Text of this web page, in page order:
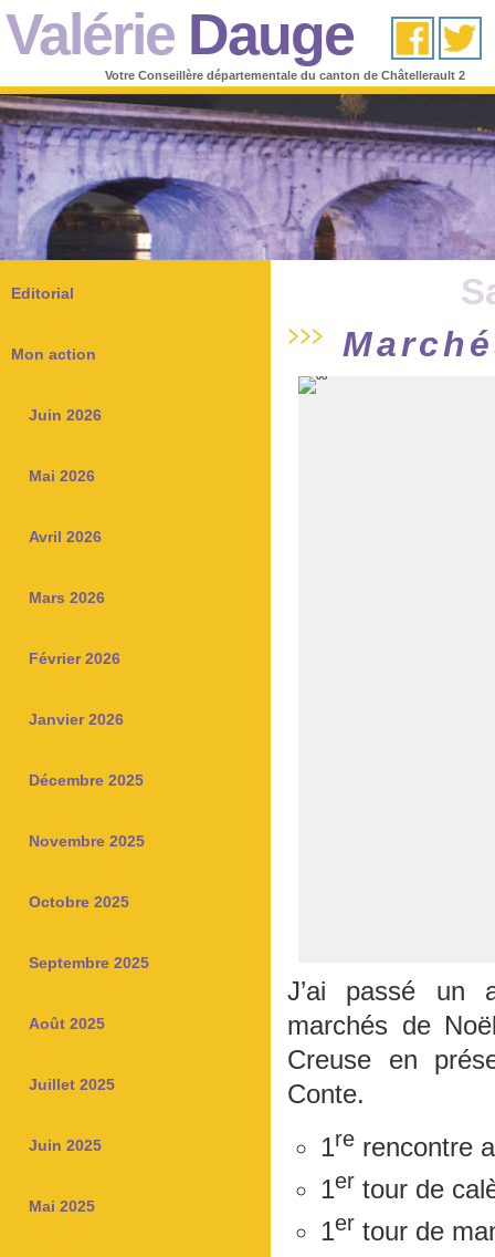
Valérie Dauge
Votre Conseillère départementale du canton de Châtellerault 2
Editorial
Mon action
Juin 2026
Mai 2026
Avril 2026
Mars 2026
Février 2026
Janvier 2026
Décembre 2025
Novembre 2025
Octobre 2025
Septembre 2025
Août 2025
Juillet 2025
Juin 2025
Mai 2025
J’ai passé un
marchés de
Creuse en
Conte.
1re rencontre
1er tour de
1er tour de